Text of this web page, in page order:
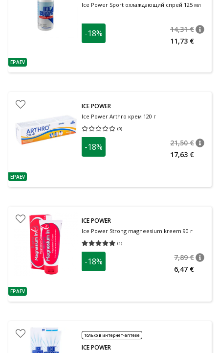
nõuanne
EPAEV
Ice Power Sport охлаждающий спрей 125 мл
-18% 14,31 €
11,73 €
nõuanne
EPAEV
ICE POWER
Ice Power Arthro крем 120 г
(0)
Средняя оценка 0.00
-18% 21,50 €
17,63 €
nõuanne
EPAEV
ICE POWER
Ice Power Strong magneesium kreem 90 г
(1)
Средняя оценка 5.00
-18% 7,89 €
6,47 €
Только в интернет-аптеке
ICE POWER